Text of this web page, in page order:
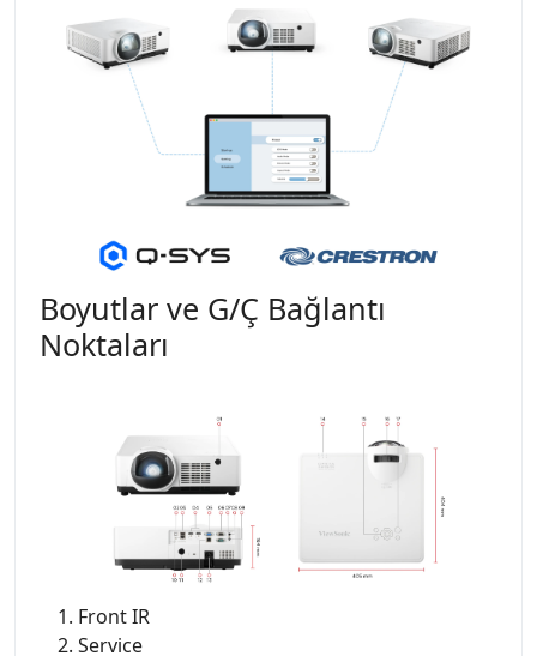
Boyutlar ve G/Ç Bağlantı
Noktaları
Front IR
Service